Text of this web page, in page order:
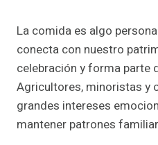
La comida es algo
conecta con nuestro
celebración y forma parte
Agricultores, minoristas y
grandes intereses
mantener patrones